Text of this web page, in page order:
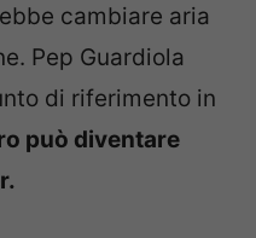
cambiare aria
Pep Guardiola
di riferimento in
può diventare